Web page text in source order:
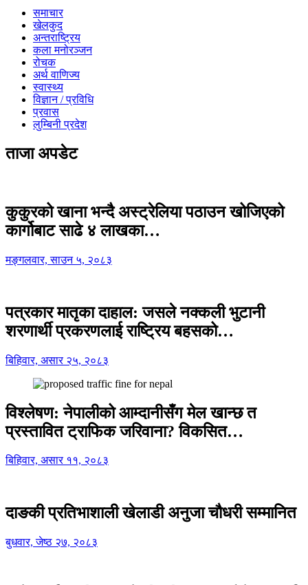
समाचार
खेलकुद
अन्तराष्ट्रिय
कला मनोरञ्जन
रोचक
अर्थ वाणिज्य
स्वास्थ्य
विज्ञान / प्रविधि
प्रवास
लुम्बिनी प्रदेश
ताजा अपडेट
कुकुरको खाना भन्दै अस्ट्रेलिया पठाउन खोजिएको
कार्गोबाट साढे ४ लाखका…
मङ्गलवार, साउन ५, २०८३
पत्रकार मातृका दाहाल: जसले नक्कली भुटानी
शरणार्थी प्रकरणलाई राष्ट्रिय बहसको…
बिहिवार, असार २५, २०८३
विश्लेषण: नेपालीको आम्दानीसँग मेल खान्छ त
प्रस्तावित ट्राफिक जरिवाना? विकसित…
बिहिवार, असार ११, २०८३
दाङकी प्रतिभाशाली खेलाडी अनुजा चौधरी सम्मानित
बुधवार, जेष्ठ २७, २०८३